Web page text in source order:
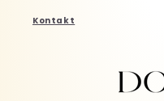
Kontakt